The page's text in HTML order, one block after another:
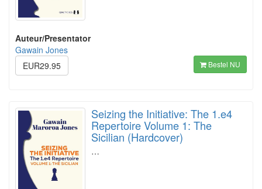
Auteur/Presentator
Gawain Jones
EUR29.95
Bestel NU
Seizing the Initiative: The 1.e4
Repertoire Volume 1: The
Sicilian (Hardcover)
…